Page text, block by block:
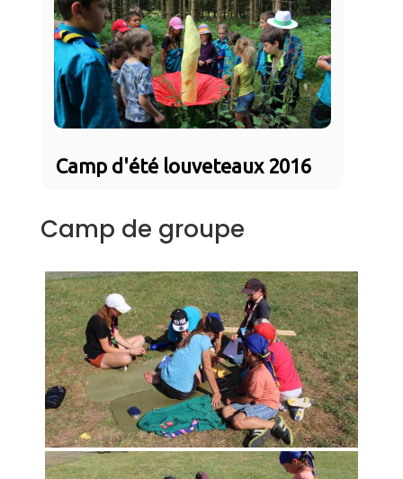
Camp d'été louveteaux 2016
Camp de groupe